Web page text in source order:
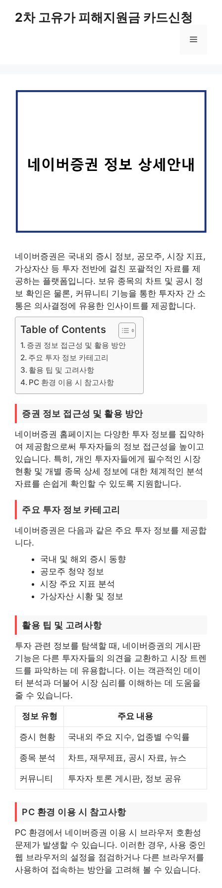
2차 고유가 피해지원금 카드신청
메
네이버증권은 국내외 증시 정보, 공모주, 시장 지표,
가상자산 등 투자 전반에 걸친 포괄적인 자료를 제
공하는 플랫폼입니다. 보유 종목의 차트 및 공시 정
보 확인은 물론, 커뮤니티 기능을 통한 투자자 간 소
통은 의사결정에 유용한 인사이트를 제공합니다.
Table of Contents
증권 정보 접근성 및 활용 방안
주요 투자 정보 카테고리
활용 팁 및 고려사항
PC 환경 이용 시 참고사항
증권 정보 접근성 및 활용 방안
네이버증권 홈페이지는 다양한 투자 정보를 집약하
여 제공함으로써 투자자들의 정보 접근성을 높이고
있습니다. 특히, 개인 투자자들에게 필수적인 시장
현황 및 개별 종목 상세 정보에 대한 체계적인 분석
자료를 손쉽게 확인할 수 있도록 지원합니다.
주요 투자 정보 카테고리
네이버증권은 다음과 같은 주요 투자 정보를 제공합
니다.
국내 및 해외 증시 동향
공모주 청약 정보
시장 주요 지표 분석
가상자산 시황 및 정보
활용 팁 및 고려사항
투자 관련 정보를 탐색할 때, 네이버증권의 게시판
기능은 다른 투자자들의 의견을 교환하고 시장 트렌
드를 파악하는 데 유용합니다. 이는 객관적인 데이
터 분석과 더불어 시장 심리를 이해하는 데 도움을
줄 수 있습니다.
정보 유형 주요 내용
증시 현황 국내외 주요 지수, 업종별 수익률
종목 분석 차트, 재무제표, 공시 자료, 뉴스
커뮤니티 투자자 토론 게시판, 정보 공유
PC 환경 이용 시 참고사항
PC 환경에서 네이버증권 이용 시 브라우저 호환성
문제가 발생할 수 있습니다. 이러한 경우, 사용 중인
웹 브라우저의 설정을 점검하거나 다른 브라우저를
사용하여 접속하는 방안을 고려해 볼 수 있습니다.